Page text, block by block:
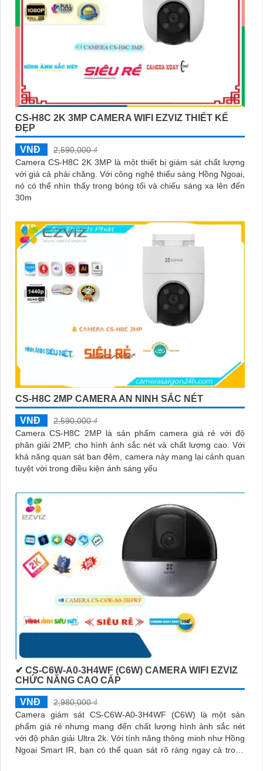
CS-H8C 2K 3MP CAMERA WIFI EZVIZ THIẾT KẾ
ĐẸP
VNĐ
2,590,000 ₫
Camera CS-H8C 2K 3MP là một thiết bị giám sát chất lượng
với giá cả phải chăng. Với công nghệ thiếu sáng Hồng Ngoại,
nó có thể nhìn thấy trong bóng tối và chiếu sáng xa lên đến
30m
CS-H8C 2MP CAMERA AN NINH SẮC NÉT
VNĐ
2,590,000 ₫
Camera CS-H8C 2MP là sản phẩm camera giá rẻ với độ
phân giải 2MP, cho hình ảnh sắc nét và chất lượng cao. Với
khả năng quan sát ban đêm, camera này mang lại cảnh quan
tuyệt vời trong điều kiện ánh sáng yếu
✔ CS-C6W-A0-3H4WF (C6W) CAMERA WIFI EZVIZ
CHỨC NĂNG CAO CẤP
VNĐ
2,980,000 ₫
Camera giám sát CS-C6W-A0-3H4WF (C6W) là một sản
phẩm giá rẻ nhưng mang đến chất lượng hình ảnh sắc nét
với độ phân giải Ultra 2k. Với tính năng thông minh như Hồng
Ngoại Smart IR, bạn có thể quan sát rõ ràng ngay cả trong